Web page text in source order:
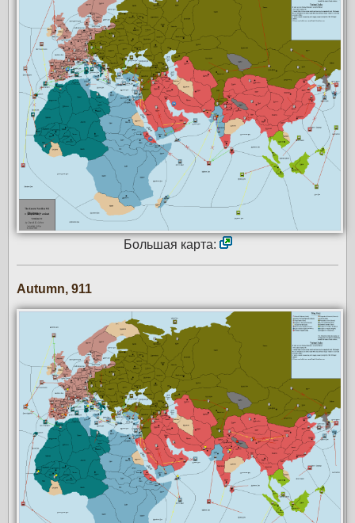
Большая карта:
Autumn, 911